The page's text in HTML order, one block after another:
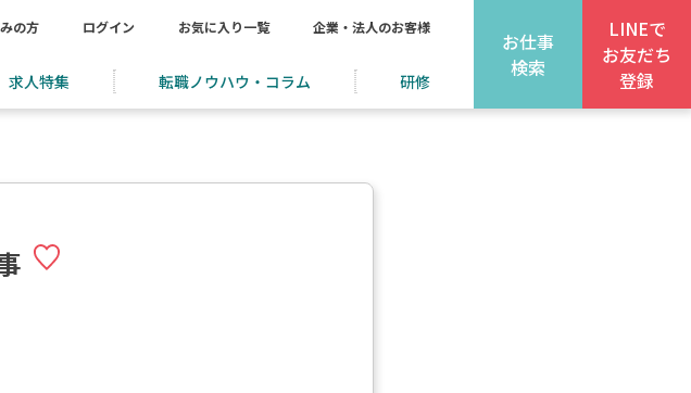
の方 ログイン お気に入り一覧 企業・法人のお客様
求人特集 転職ノウハウ・コラム 研修
お仕事
検索
LINEで
お友だち
登録